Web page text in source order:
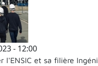
- 12:00
l'ENSIC et sa filière